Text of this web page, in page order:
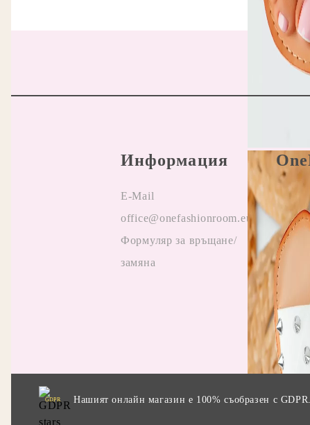
Информация
E-Mail
office@onefashionroom.eu
Формуляр за връщане/
замяна
на
GDPR Нашият онлайн магазин е 100% съобразен с GDPR.